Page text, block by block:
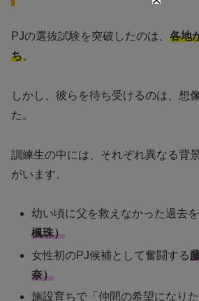
PJの選抜試験を突破したのは、 各地
ち。
しかし、彼らを待ち受けるのは、想
た。
訓練生の中には、それぞれ異なる背
がいます。
幼い頃に父を救えなかった過去
楓珠）
女性初のPJ候補として奮闘する
奈）
施設育ちで「仲間の希望になり